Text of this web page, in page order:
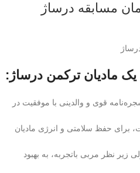
مسابقه درساژ
مادیان ترکمن درساژ:
قوی و والدینی با موفقیت در
برای حفظ سلامتی و انرژی مادیان
زیر نظر مربی باتجربه، به بهبود